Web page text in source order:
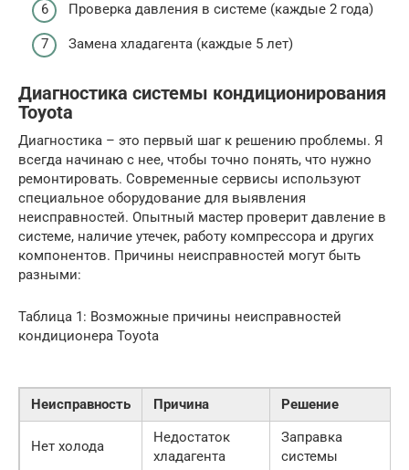
Проверка давления в системе (каждые 2 года)
Замена хладагента (каждые 5 лет)
Диагностика системы кондиционирования
Toyota
Диагностика – это первый шаг к решению проблемы. Я
всегда начинаю с нее, чтобы точно понять, что нужно
ремонтировать. Современные сервисы используют
специальное оборудование для выявления
неисправностей. Опытный мастер проверит давление в
системе, наличие утечек, работу компрессора и других
компонентов. Причины неисправностей могут быть
разными:
Таблица 1: Возможные причины неисправностей
кондиционера Toyota
Неисправность Причина Решение
Нет холода
Недостаток
хладагента
Заправка
системы